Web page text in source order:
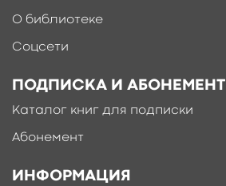
О библиотеке
Соцсети
ПОДПИСКА И АБОНЕМЕНТ
Каталог книг для подписки
Абонемент
ИНФОРМАЦИЯ